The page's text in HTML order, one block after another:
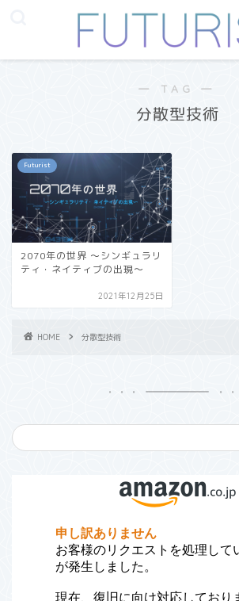
― TAG ―
分散型技術
Futurist
2070年の世界 〜シンギュラリ
ティ・ネイティブの出現〜
2021年12月25日
HOME 分散型技術